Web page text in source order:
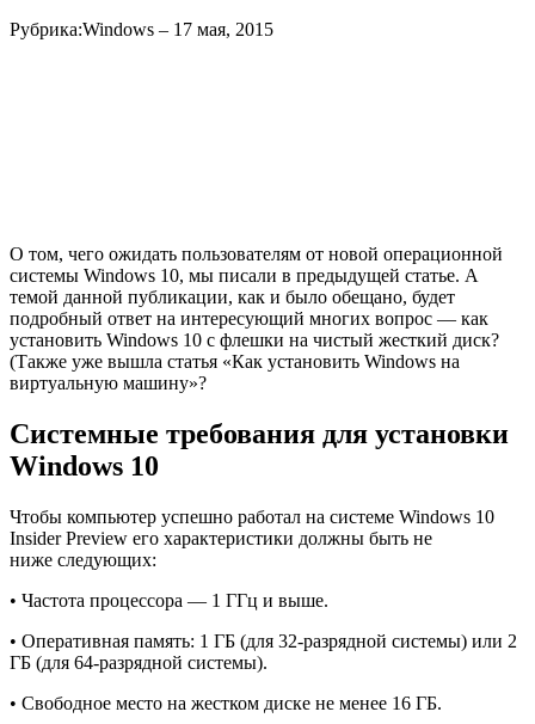
Рубрика:Windows – 17 мая, 2015
О том, чего ожидать пользователям от новой операционной
системы Windows 10, мы писали в предыдущей статье. А
темой данной публикации, как и было обещано, будет
подробный ответ на интересующий многих вопрос — как
установить Windows 10 с флешки на чистый жесткий диск?
(Также уже вышла статья «Как установить Windows на
виртуальную машину»?
Системные требования для установки
Windows 10
Чтобы компьютер успешно работал на системе Windows 10
Insider Preview его характеристики должны быть не
ниже следующих:
• Частота процессора — 1 ГГц и выше.
• Оперативная память: 1 ГБ (для 32-разрядной системы) или 2
ГБ (для 64-разрядной системы).
• Свободное место на жестком диске не менее 16 ГБ.